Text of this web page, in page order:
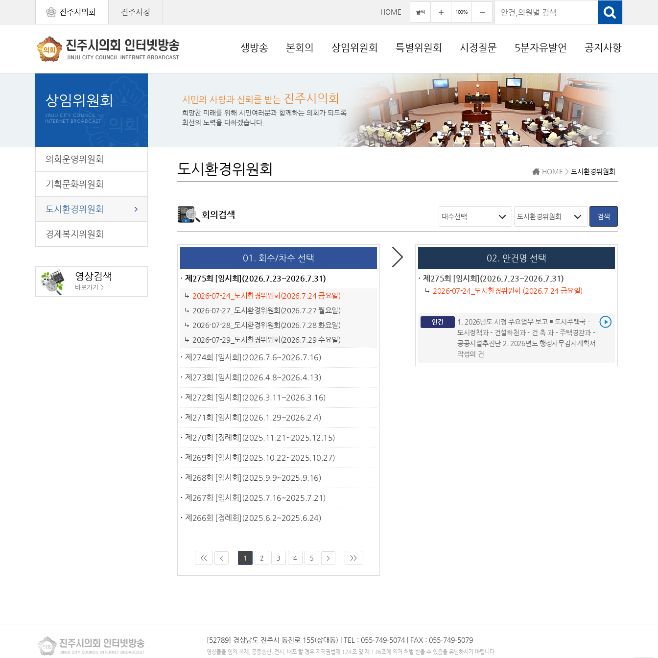
진주시의회 진주시청 HOME
생방송 본회의 상임위원회 특별위원회 시정질문 5분자유발언 공지사항
시민의 사랑과 신뢰를 받는 진주시의회
희망찬 미래를 위해 시민여러분과 함께하는 의회가 되도록
최선의 노력을 다하겠습니다.
상임위원회
JINJU CITY COUNCIL
INTERNET BROADCAST
의회운영위원회
기획문화위원회
도시환경위원회
경제복지위원회
영상검색
바로가기 >
도시환경위원회 HOME > 도시환경위원회
회의검색
01. 회수/차수 선택
제275회 [임시회](2026.7.23~2026.7.31)
2026-07-24_도시환경위원회(2026.7.24 금요일)
2026-07-27_도시환경위원회(2026.7.27 월요일)
2026-07-28_도시환경위원회(2026.7.28 화요일)
2026-07-29_도시환경위원회(2026.7.29 수요일)
제274회 [임시회](2026.7.6~2026.7.16)
제273회 [임시회](2026.4.8~2026.4.13)
제272회 [임시회](2026.3.11~2026.3.16)
제271회 [임시회](2026.1.29~2026.2.4)
제270회 [정례회](2025.11.21~2025.12.15)
제269회 [임시회](2025.10.22~2025.10.27)
제268회 [임시회](2025.9.9~2025.9.16)
제267회 [임시회](2025.7.16~2025.7.21)
제266회 [정례회](2025.6.2~2025.6.24)
<< < 1 2 3 4 5 > >>
02. 안건명 선택
제275회 [임시회](2026.7.23~2026.7.31)
2026-07-24_도시환경위원회 (2026.7.24 금요일)
안건
1. 2026년도 시정 주요업무 보고 ◾ 도시주택국 -
도시정책과 - 건설하천과 - 건 축 과 - 주택경관과 -
공공시설추진단 2. 2026년도 행정사무감사계획서
작성의 건
[52789] 경상남도 진주시 동진로 155(상대동) | TEL : 055-749-5074 | FAX : 055-749-5079
영상물을 임의 복제, 공중송신, 전시, 배포 할 경우 저작권법제 124조 및 제 136조에 의거 처벌 받을 수 있음을 유념하시기 바랍니다.